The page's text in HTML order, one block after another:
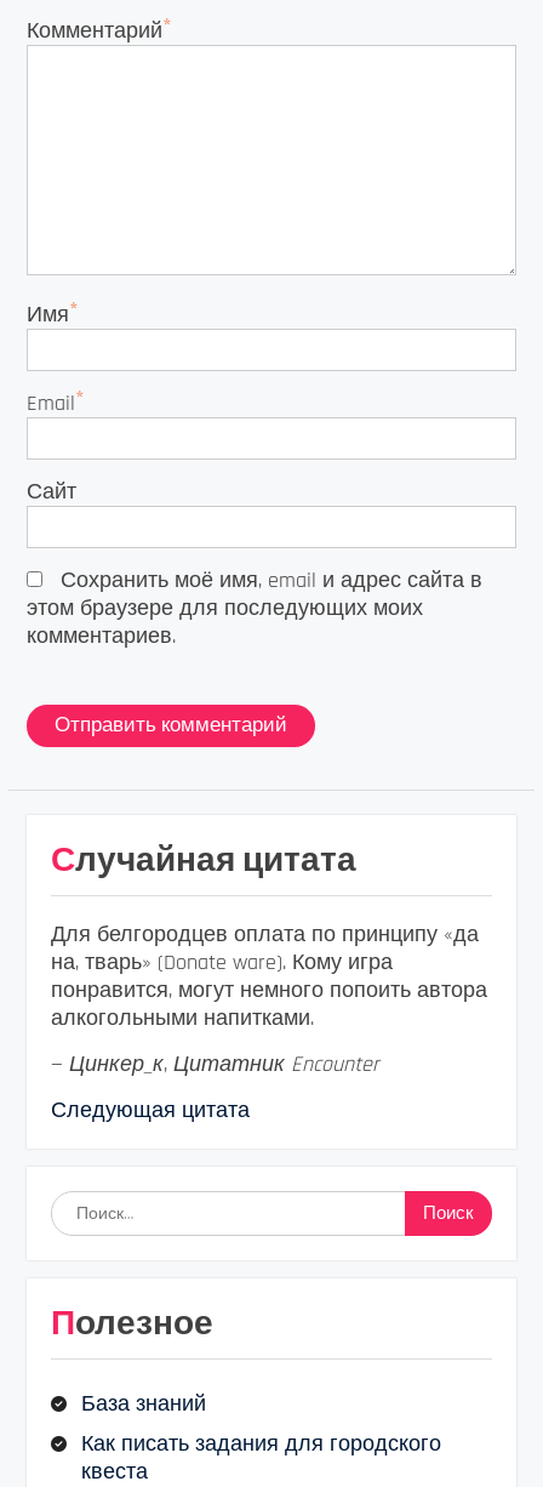
Комментарий*
Имя*
Email*
Сайт
Сохранить моё имя, email и адрес сайта в
этом браузере для последующих моих
комментариев.
Случайная цитата
Для белгородцев оплата по принципу «да
на, тварь» (Donate ware). Кому игра
понравится, могут немного попоить автора
алкогольными напитками.
— Цинкер_к, Цитатник Encounter
Следующая цитата
Найти:
Полезное
База знаний
Как писать задания для городского
квеста